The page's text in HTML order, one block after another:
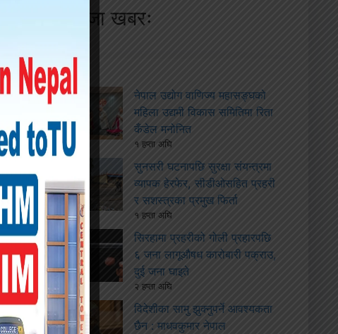
ताजा खबरः
नेपाल उद्योग वाणिज्य महासङ्घको
महिला उद्यमी विकास समितिमा रिता
कँडेल मनोनित
१ हप्ता अघि
सुनसरी घटनापछि सुरक्षा संयन्त्रमा
व्यापक हेरफेर, सीडीओसहित प्रहरी
र सशस्त्रका प्रमुख फिर्ता
१ हप्ता अघि
सिरहामा प्रहरीको गोली प्रहारपछि
६ जना लागूऔषध कारोबारी पक्राउ,
दुई जना घाइते
२ हप्ता अघि
विदेशीका सामु झुक्नुपर्ने आवश्यकता
छैन : माधवकुमार नेपाल